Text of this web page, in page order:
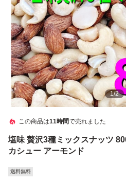
1/2
この商品は11時間で売れました
塩味 贅沢3種ミックスナッツ
カシュー アーモンド
送料無料